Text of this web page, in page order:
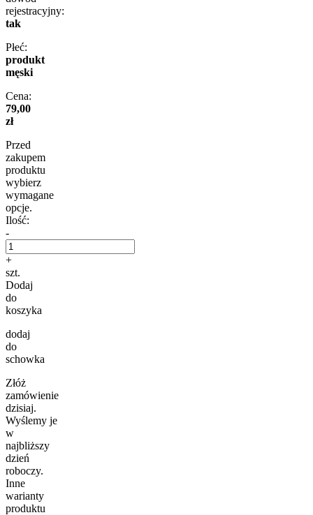
rejestracyjny:
tak
Płeć:
produkt
męski
Cena:
79,00
zł
Przed
zakupem
produktu
wybierz
wymagane
opcje.
Ilość:
-
+
szt.
Dodaj
do
koszyka
dodaj
do
schowka
Złóż
zamówienie
dzisiaj.
Wyślemy je
w
najbliższy
dzień
roboczy.
Inne
warianty
produktu